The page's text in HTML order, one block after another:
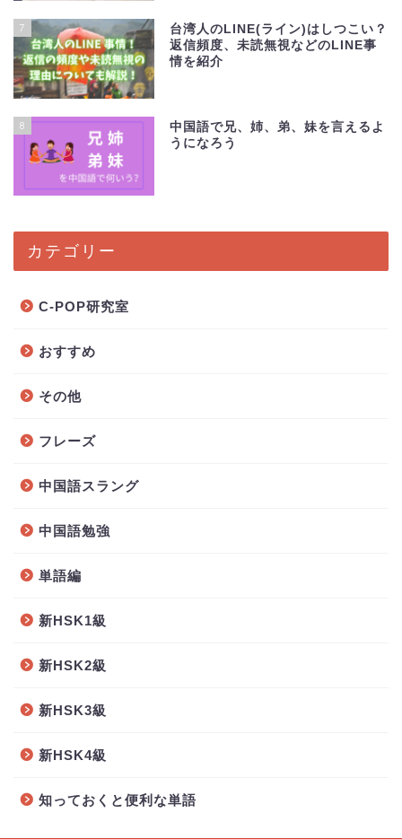
7
台湾人のLINE(ライン)はしつこい？
返信頻度、未読無視などのLINE事
情を紹介
8
中国語で兄、姉、弟、妹を言えるよ
うになろう
カテゴリー
C-POP研究室
おすすめ
その他
フレーズ
中国語スラング
中国語勉強
単語編
新HSK1級
新HSK2級
新HSK3級
新HSK4級
知っておくと便利な単語